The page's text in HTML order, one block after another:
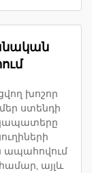
խոշոր
ստենդի
ապահովում
այլև